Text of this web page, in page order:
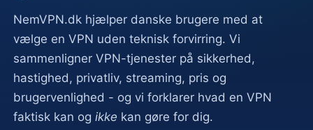
Om siden
Kontakt
NemVPN.dk hjælper danske brugere med at
vælge en VPN uden teknisk forvirring. Vi
sammenligner VPN-tjenester på sikkerhed,
hastighed, privatliv, streaming, pris og
brugervenlighed - og vi forklarer hvad en VPN
faktisk kan ogikke kan gøre for dig.